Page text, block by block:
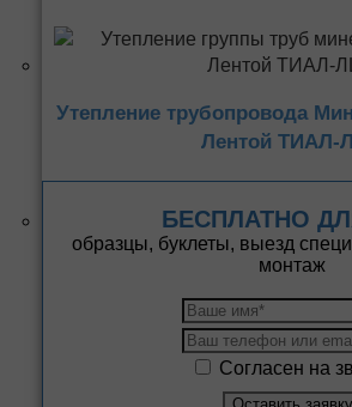
Утепление трубопровода
Лентой ТИАЛ-
БЕСПЛАТНО
образцы, буклеты, выезд
монтаж
Согласен на